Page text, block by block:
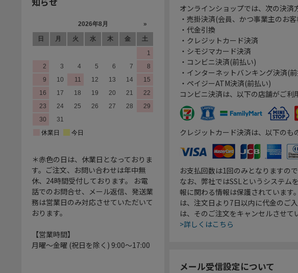
＊赤色の日は、休業日となっておりま
す。ご注文、お問い合わせは年中無
休、24時間受付しております。 お電
話でのお問合せ、メール返信、発送業
務は営業日のみ対応させていただいて
おります。
【営業時間】
月曜～金曜 (祝日を除く) 9:00～17:00
オンラインショップでは、次の決済
・売掛決済(会員、かつ事業主のお
・代金引換
・クレジットカード決済
・シモジマカード決済
・コンビニ決済(前払い)
・インターネットバンキング決済(
・ペイジーATM決済(前払い)
コンビニ決済は、以下の店舗がご利
クレジットカード決済は、以下のも
お支払回数は1回のみとなりますの
なお、弊社ではSSLというシステム
報に関わる情報は保護されています
は、注文日より7日以内に代金のご
は、そのご注文をキャンセルさせて
>詳しくはこちら
メール受信設定について